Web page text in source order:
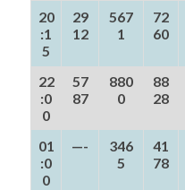
20
:1
5
29
12
567
1
72
60
22
:0
0
57
87
880
0
88
28
01
:0
0
—-
346
5
41
78